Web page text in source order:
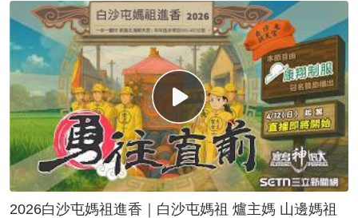
2026白沙屯媽祖進香｜白沙屯媽祖 爐主媽 山邊媽祖